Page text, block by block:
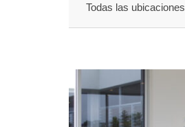
Todas las ubicaciones